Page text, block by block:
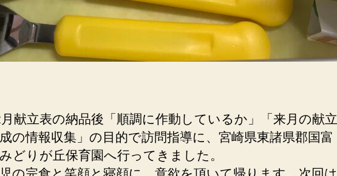
献立表の納品後「順調に作動しているか」「来月の献立
の情報収集」の目的で訪問指導に、宮崎県東諸県郡国富
どりが丘保育園へ行ってきました。
の完食と笑顔と寝顔に、意欲を頂いて帰ります。次回は